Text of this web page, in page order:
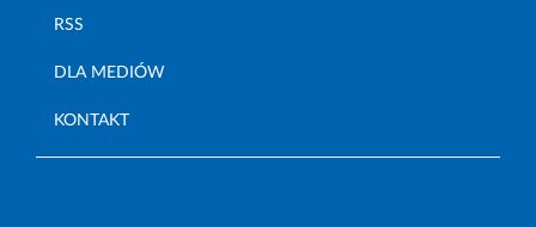
RSS
DLA MEDIÓW
KONTAKT